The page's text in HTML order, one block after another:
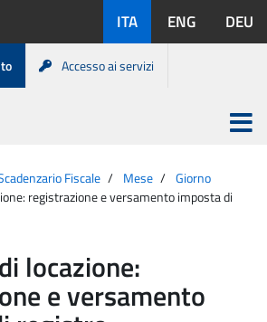
disponibili:
ITA ENG DEU
Accesso ai servizi
Apri
menu
Fiscale Mese
Giorno
registrazione e versamento imposta di
locazione:
e versamento